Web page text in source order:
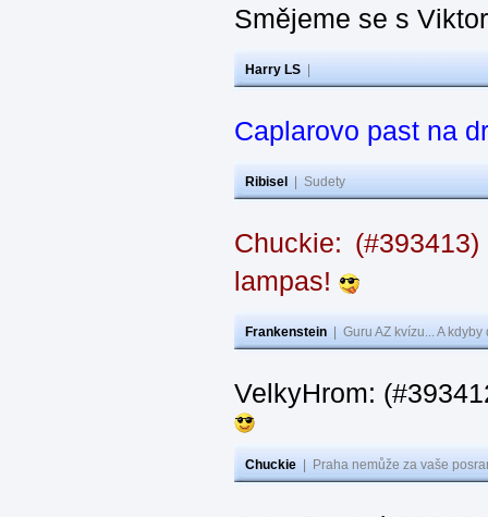
Smějeme se s
Harry LS
Caplarovo past na
Ribisel Sudety
Chuckie:
lampas!
Frankenstein Guru AZ kvízu... A
VelkyHrom:
Chuckie Praha nemůže za vaše